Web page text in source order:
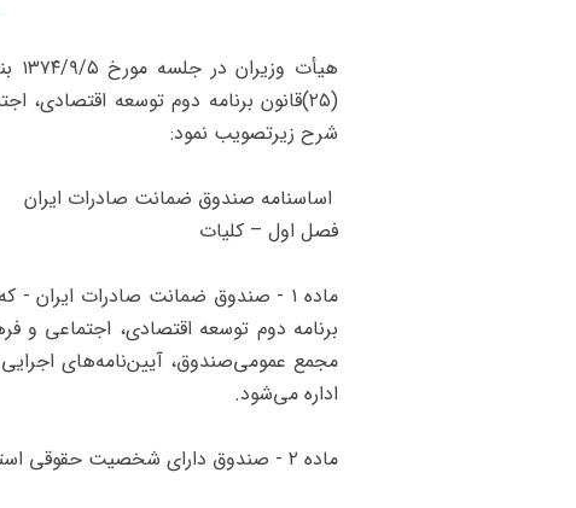
شرح زیر‌تصویب نمود:
اساسنامه صندوق ضمانت صادرات ایران
‌فصل اول – کلیات
اداره می‌شود.
‌ماده ۲ - صندوق دارای شخصیت حقوقی استقلال اداری و مالی می‌باشد و به صورت شرکت سهامی خاص و وابسته به وزارت بازرگانی فعالیت می‌کند.